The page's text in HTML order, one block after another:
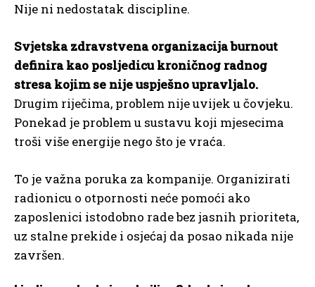
Nije ni nedostatak discipline.
Svjetska zdravstvena organizacija burnout
definira kao posljedicu kroničnog radnog
stresa kojim se nije uspješno upravljalo.
Drugim riječima, problem nije uvijek u čovjeku.
Ponekad je problem u sustavu koji mjesecima
troši više energije nego što je vraća.
To je važna poruka za kompanije. Organizirati
radionicu o otpornosti neće pomoći ako
zaposlenici istodobno rade bez jasnih prioriteta,
uz stalne prekide i osjećaj da posao nikada nije
završen.